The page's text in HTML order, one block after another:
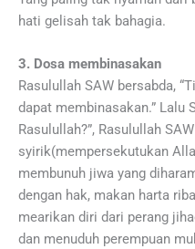
hati gelisah tak bahagia.
3. Dosa membinasakan
Rasulullah SAW bersabda,
dapat membinasakan.” Lalu
Rasulullah?”, Rasulullah
syirik(mempersekutukan
membunuh jiwa yang
dengan hak, makan harta
mearikan diri dari perang
dan menuduh perempuan